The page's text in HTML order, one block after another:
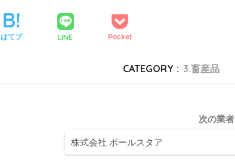
はてブ LINE Pocket
CATEGORY : 3.畜産品
次の業者
株式会社 ポールスタア